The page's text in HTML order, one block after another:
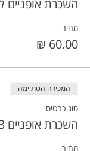
השכרת אופניים
מחיר
המכירה הסתיימה
סוג כרטיס
השכרת אופניים 3 שעות
מחיר